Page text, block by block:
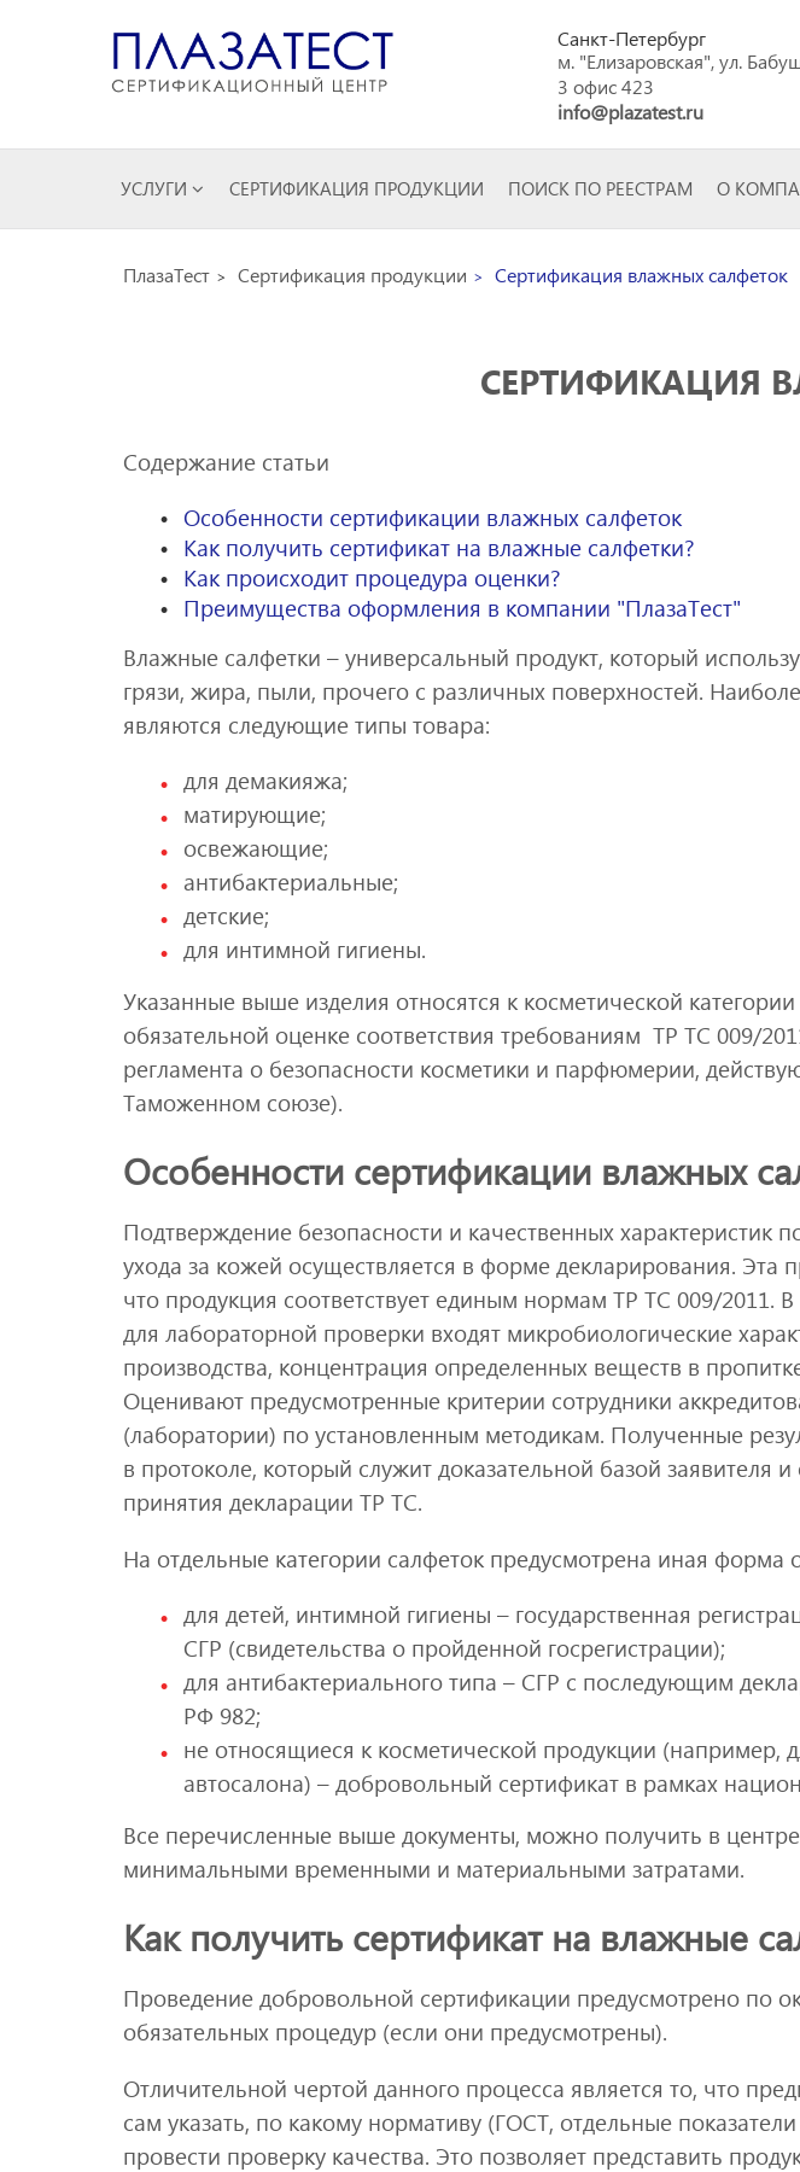
Санкт-Петербург
м. "Елизаровская", ул.
3 офис 423
info@plazatest.ru
УСЛУГИ СЕРТИФИКАЦИЯ ПРОДУКЦИИ ПОИСК ПО РЕЕСТРАМ О
ПлазаТест Сертификация продукции Сертификация влажных салфеток
СЕРТИФИКАЦИЯ
Содержание статьи
Особенности сертификации влажных салфеток
Как получить сертификат на влажные салфетки?
Как происходит процедура оценки?
Преимущества оформления в компании "ПлазаТест"
Влажные салфетки – универсальный продукт, который
грязи, жира, пыли, прочего с различных поверхностей.
являются следующие типы товара:
для демакияжа;
матирующие;
освежающие;
антибактериальные;
детские;
для интимной гигиены.
Указанные выше изделия относятся к косметической
обязательной оценке соответствия требованиям ТР ТС 009/
регламента о безопасности косметики и парфюмерии,
Таможенном союзе).
Особенности сертификации влажных
Подтверждение безопасности и качественных характеристик
ухода за кожей осуществляется в форме декларирования. Эта
что продукция соответствует единым нормам ТР ТС 009/2011.
для лабораторной проверки входят микробиологические
производства, концентрация определенных веществ в
Оценивают предусмотренные критерии сотрудники
(лаборатории) по установленным методикам. Полученные
в протоколе, который служит доказательной базой заявителя
принятия декларации ТР ТС.
На отдельные категории салфеток предусмотрена иная форма
для детей, интимной гигиены – государственная
СГР (свидетельства о пройденной госрегистрации);
для антибактериального типа – СГР с последующим
РФ 982;
не относящиеся к косметической продукции (например,
автосалона) – добровольный сертификат в рамках
Все перечисленные выше документы, можно получить в
минимальными временными и материальными затратами.
Как получить сертификат на влажные
Проведение добровольной сертификации предусмотрено по
обязательных процедур (если они предусмотрены).
Отличительной чертой данного процесса является то, что
сам указать, по какому нормативу (ГОСТ, отдельные
провести проверку качества. Это позволяет представить